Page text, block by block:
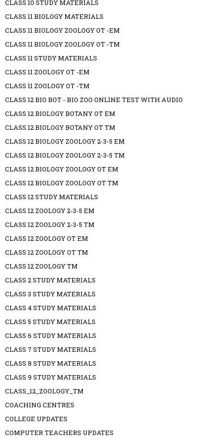
CLASS 10 STUDY MATERIALS
CLASS 11 BIOLOGY MATERIALS
CLASS 11 BIOLOGY ZOOLOGY OT -EM
CLASS 11 BIOLOGY ZOOLOGY OT -TM
CLASS 11 STUDY MATERIALS
CLASS 11 ZOOLOGY OT -EM
CLASS 11 ZOOLOGY OT -TM
CLASS 12 BIO BOT - BIO ZOO ONLINE TEST WITH AUDIO
CLASS 12 BIOLOGY BOTANY OT EM
CLASS 12 BIOLOGY BOTANY OT TM
CLASS 12 BIOLOGY ZOOLOGY 2-3-5 EM
CLASS 12 BIOLOGY ZOOLOGY 2-3-5 TM
CLASS 12 BIOLOGY ZOOLOGY OT EM
CLASS 12 BIOLOGY ZOOLOGY OT TM
CLASS 12 STUDY MATERIALS
CLASS 12 ZOOLOGY 2-3-5 EM
CLASS 12 ZOOLOGY 2-3-5 TM
CLASS 12 ZOOLOGY OT EM
CLASS 12 ZOOLOGY OT TM
CLASS 12 ZOOLOGY TM
CLASS 2 STUDY MATERIALS
CLASS 3 STUDY MATERIALS
CLASS 4 STUDY MATERIALS
CLASS 5 STUDY MATERIALS
CLASS 6 STUDY MATERIALS
CLASS 7 STUDY MATERIALS
CLASS 8 STUDY MATERIALS
CLASS 9 STUDY MATERIALS
CLASS_12_ZOOLOGY_TM
COACHING CENTRES
COLLEGE UPDATES
COMPUTER TEACHERS UPDATES